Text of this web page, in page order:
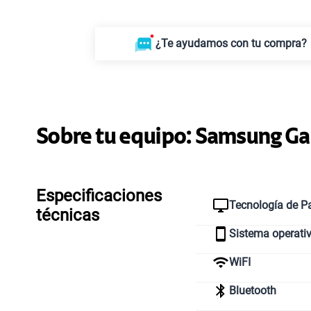
¿Te ayudamos con tu compra?
Sobre tu equipo:Samsung
Especificaciones
técnicas
Tecnología de
Sistema
WiFI
Bluetooth